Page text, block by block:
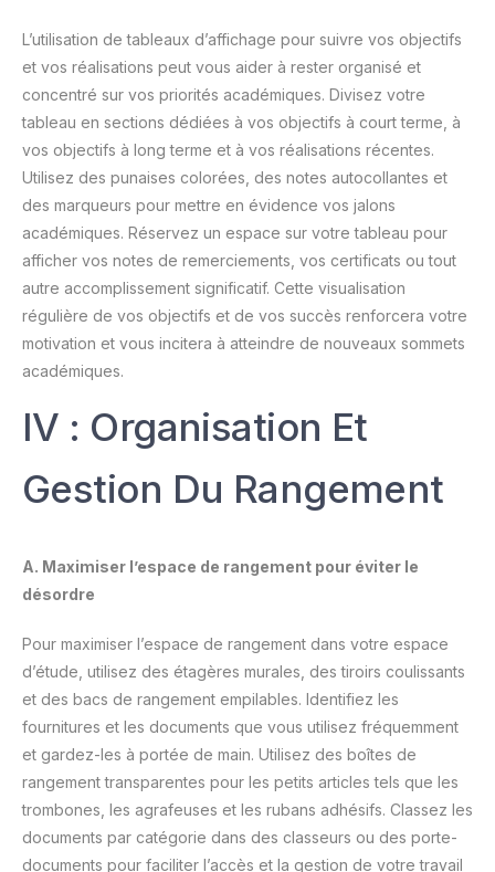
L’utilisation de tableaux d’affichage pour suivre vos objectifs
et vos réalisations peut vous aider à rester organisé et
concentré sur vos priorités académiques. Divisez votre
tableau en sections dédiées à vos objectifs à court terme, à
vos objectifs à long terme et à vos réalisations récentes.
Utilisez des punaises colorées, des notes autocollantes et
des marqueurs pour mettre en évidence vos jalons
académiques. Réservez un espace sur votre tableau pour
afficher vos notes de remerciements, vos certificats ou tout
autre accomplissement significatif. Cette visualisation
régulière de vos objectifs et de vos succès renforcera votre
motivation et vous incitera à atteindre de nouveaux sommets
académiques.
IV : Organisation Et
Gestion Du Rangement
A. Maximiser l’espace de rangement pour éviter le
désordre
Pour maximiser l’espace de rangement dans votre espace
d’étude, utilisez des étagères murales, des tiroirs coulissants
et des bacs de rangement empilables. Identifiez les
fournitures et les documents que vous utilisez fréquemment
et gardez-les à portée de main. Utilisez des boîtes de
rangement transparentes pour les petits articles tels que les
trombones, les agrafeuses et les rubans adhésifs. Classez les
documents par catégorie dans des classeurs ou des porte-
documents pour faciliter l’accès et la gestion de votre travail